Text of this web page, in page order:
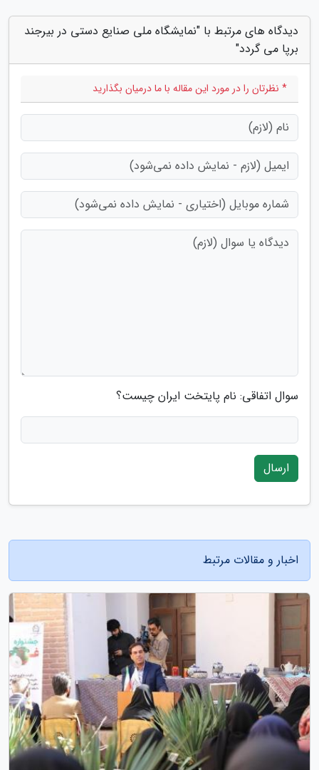
دیدگاه های مرتبط با "نمایشگاه ملی صنایع دستی در بیرجند
برپا می گردد"
* نظرتان را در مورد این مقاله با ما درمیان بگذارید
سوال اتفاقی: نام پایتخت ایران چیست؟
ارسال
اخبار و مقالات مرتبط